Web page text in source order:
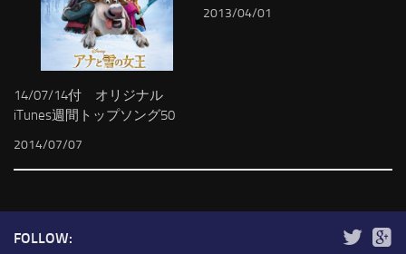
14/07/14付 オリジナル
iTunes週間トップソング50
2014/07/07
2013/04/01
FOLLOW: